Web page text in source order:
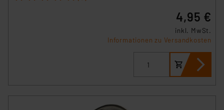
4,95 €
inkl. MwSt.
Informationen zu Versandkosten